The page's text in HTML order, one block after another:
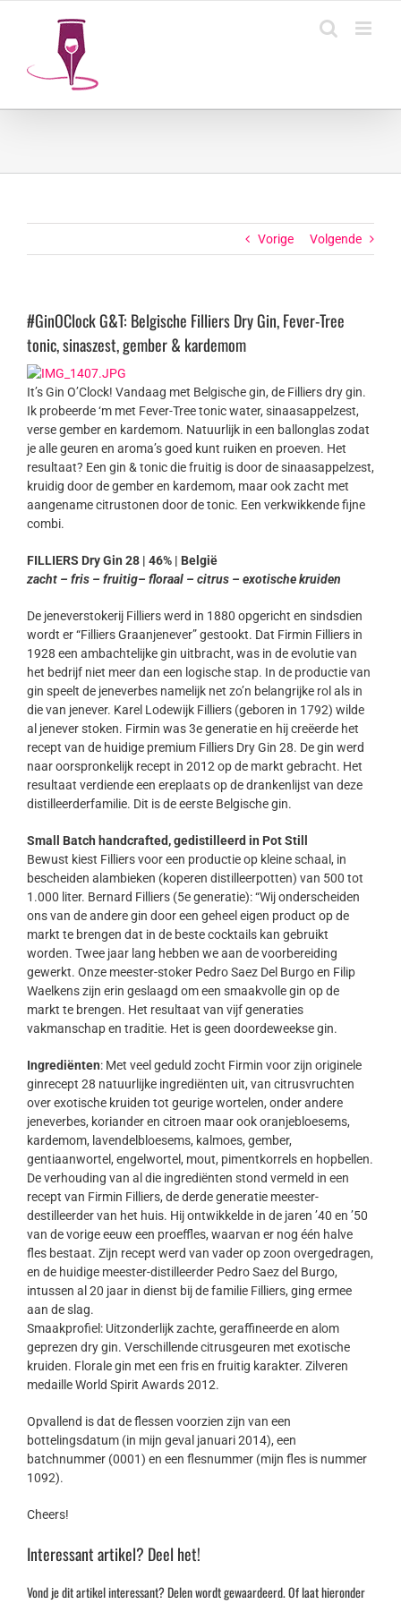
Vorige Volgende
#GinOClock G&T: Belgische Filliers Dry Gin, Fever-Tree
tonic, sinaszest, gember & kardemom
It’s Gin O’Clock! Vandaag met Belgische gin, de Filliers dry gin.
Ik probeerde ‘m met Fever-Tree tonic water, sinaasappelzest,
verse gember en kardemom. Natuurlijk in een ballonglas zodat
je alle geuren en aroma’s goed kunt ruiken en proeven. Het
resultaat? Een gin & tonic die fruitig is door de sinaasappelzest,
kruidig door de gember en kardemom, maar ook zacht met
aangename citrustonen door de tonic. Een verkwikkende fijne
combi.
FILLIERS Dry Gin 28 | 46% | België
zacht – fris – fruitig– floraal – citrus – exotische kruiden
De jeneverstokerij Filliers werd in 1880 opgericht en sindsdien
wordt er “Filliers Graanjenever” gestookt. Dat Firmin Filliers in
1928 een ambachtelijke gin uitbracht, was in de evolutie van
het bedrijf niet meer dan een logische stap. In de productie van
gin speelt de jeneverbes namelijk net zo’n belangrijke rol als in
die van jenever. Karel Lodewijk Filliers (geboren in 1792) wilde
al jenever stoken. Firmin was 3e generatie en hij creëerde het
recept van de huidige premium Filliers Dry Gin 28. De gin werd
naar oorspronkelijk recept in 2012 op de markt gebracht. Het
resultaat verdiende een ereplaats op de drankenlijst van deze
distilleerderfamilie. Dit is de eerste Belgische gin.
Small Batch handcrafted, gedistilleerd in Pot Still
Bewust kiest Filliers voor een productie op kleine schaal, in
bescheiden alambieken (koperen distilleerpotten) van 500 tot
1.000 liter. Bernard Filliers (5e generatie): “Wij onderscheiden
ons van de andere gin door een geheel eigen product op de
markt te brengen dat in de beste cocktails kan gebruikt
worden. Twee jaar lang hebben we aan de voorbereiding
gewerkt. Onze meester-stoker Pedro Saez Del Burgo en Filip
Waelkens zijn erin geslaagd om een smaakvolle gin op de
markt te brengen. Het resultaat van vijf generaties
vakmanschap en traditie. Het is geen doordeweekse gin.
Ingrediënten: Met veel geduld zocht Firmin voor zijn originele
ginrecept 28 natuurlijke ingrediënten uit, van citrusvruchten
over exotische kruiden tot geurige wortelen, onder andere
jeneverbes, koriander en citroen maar ook oranjebloesems,
kardemom, lavendelbloesems, kalmoes, gember,
gentiaanwortel, engelwortel, mout, pimentkorrels en hopbellen.
De verhouding van al die ingrediënten stond vermeld in een
recept van Firmin Filliers, de derde generatie meester-
destilleerder van het huis. Hij ontwikkelde in de jaren ’40 en ’50
van de vorige eeuw een proeffles, waarvan er nog één halve
fles bestaat. Zijn recept werd van vader op zoon overgedragen,
en de huidige meester-distilleerder Pedro Saez del Burgo,
intussen al 20 jaar in dienst bij de familie Filliers, ging ermee
aan de slag.
Smaakprofiel: Uitzonderlijk zachte, geraffineerde en alom
geprezen dry gin. Verschillende citrusgeuren met exotische
kruiden. Florale gin met een fris en fruitig karakter. Zilveren
medaille World Spirit Awards 2012.
Opvallend is dat de flessen voorzien zijn van een
bottelingsdatum (in mijn geval januari 2014), een
batchnummer (0001) en een flesnummer (mijn fles is nummer
1092).
Cheers!
Interessant artikel? Deel het!
Vond je dit artikel interessant? Delen wordt gewaardeerd. Of laat hieronder